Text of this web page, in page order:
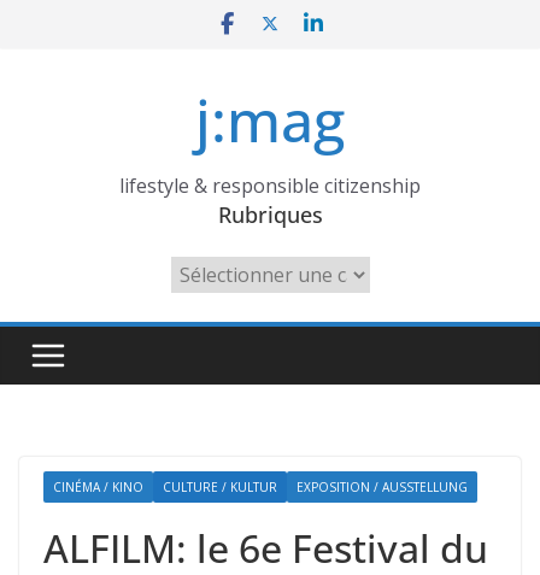
j:mag
lifestyle & responsible citizenship
Rubriques
Rubriques
CINÉMA / KINO CULTURE / KULTUR EXPOSITION / AUSSTELLUNG
ALFILM: le 6e Festival du